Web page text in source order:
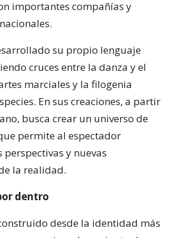
importantes compañías y
su propio lenguaje
cruces entre la danza y el
marciales y la filogenia
En sus creaciones, a partir
busca crear un universo de
permite al espectador
y nuevas
la realidad.
dentro
desde la identidad más